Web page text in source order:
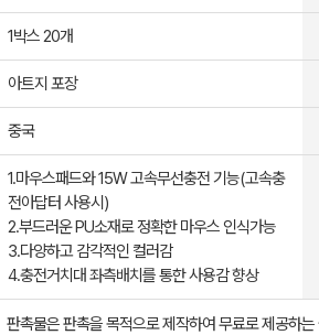
1박스 20개
아트지 포장
중국
1.마우스패드와 15W 고속무선충전 기능(고속충
전아답터 사용시)
2.부드러운 PU소재로 정확한 마우스 인식가능
3.다양하고 감각적인 컬러감
4.충전거치대 좌측배치를 통한 사용감 향상
판촉물은 판촉을 목적으로 제작하여 무료로 제공하는